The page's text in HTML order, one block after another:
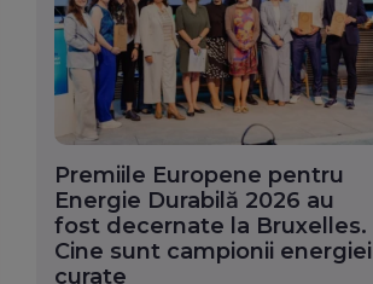
Premiile Europene pentru
Energie Durabilă 2026 au
fost decernate la Bruxelles.
Cine sunt campionii energiei
curate